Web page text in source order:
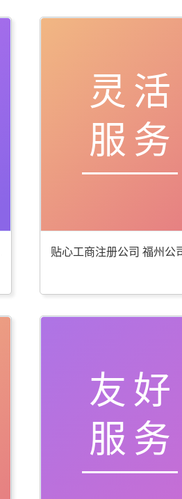
灵活
服务
友好
服务